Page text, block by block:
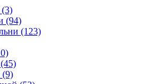
(3)
(94)
(123)
(45)
(9)